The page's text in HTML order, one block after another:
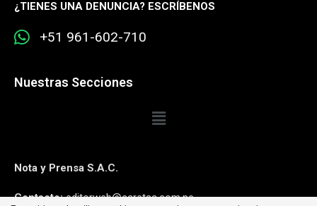
¿TIENES UNA DENUNCIA? ESCRÍBENOS
+51 961-602-710
Nuestras Secciones
Nota y Prensa S.A.C.
Contacto:editorweb@caretas.com.pe